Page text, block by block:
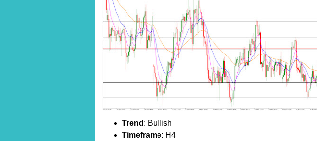
Trend : Bullish
Timeframe: H4